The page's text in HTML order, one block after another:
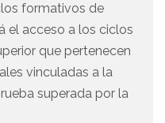
formativos de
el acceso a los ciclos
que pertenecen
vinculadas a la
superada por la